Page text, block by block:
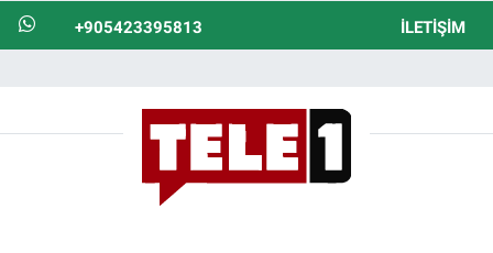
+905423395813 İLETIŞIM